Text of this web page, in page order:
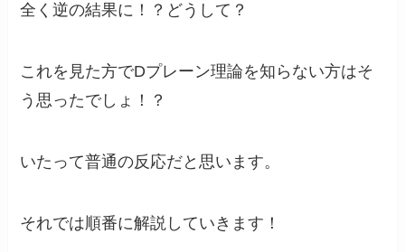
全く逆の結果に！？どうして？
これを見た方でDプレーン理論を知らない方はそ
う思ったでしょ！？
いたって普通の反応だと思います。
それでは順番に解説していきます！